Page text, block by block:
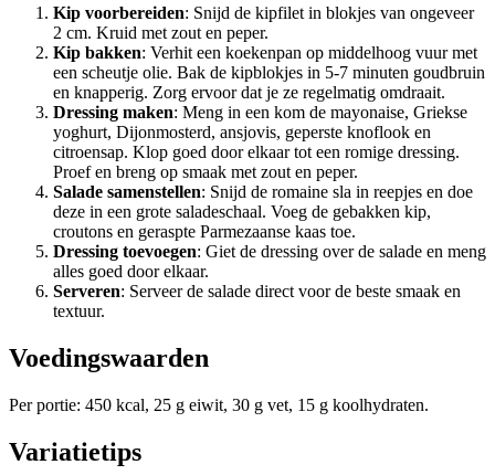
Kip voorbereiden: Snijd de kipfilet in blokjes van ongeveer
2 cm. Kruid met zout en peper.
Kip bakken: Verhit een koekenpan op middelhoog vuur met
een scheutje olie. Bak de kipblokjes in 5-7 minuten goudbruin
en knapperig. Zorg ervoor dat je ze regelmatig omdraait.
Dressing maken: Meng in een kom de mayonaise, Griekse
yoghurt, Dijonmosterd, ansjovis, geperste knoflook en
citroensap. Klop goed door elkaar tot een romige dressing.
Proef en breng op smaak met zout en peper.
Salade samenstellen: Snijd de romaine sla in reepjes en doe
deze in een grote saladeschaal. Voeg de gebakken kip,
croutons en geraspte Parmezaanse kaas toe.
Dressing toevoegen: Giet de dressing over de salade en meng
alles goed door elkaar.
Serveren: Serveer de salade direct voor de beste smaak en
textuur.
Voedingswaarden
Per portie: 450 kcal, 25 g eiwit, 30 g vet, 15 g koolhydraten.
Variatietips